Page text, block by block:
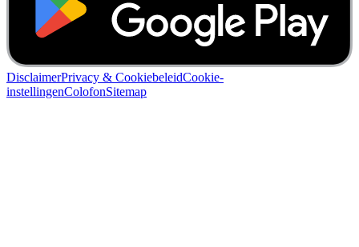
DisclaimerPrivacy & CookiebeleidCookie-
instellingenColofonSitemap